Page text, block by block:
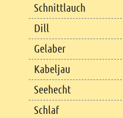
Schnittlauch
Dill
Gelaber
Kabeljau
Seehecht
Schlaf